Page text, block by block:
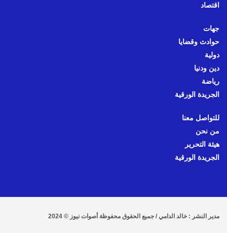
اقتصاد
جهات
حوادث وقضايا
دولية
دين ودنيا
رياضة
الجريدة الورقية
للتواصل معنا
من نحن
هيئة التحرير
الجريدة الورقية
مدير النشر : خالد الدامي / جميع الحقوق محفوظة أصوات نيوز © 2024